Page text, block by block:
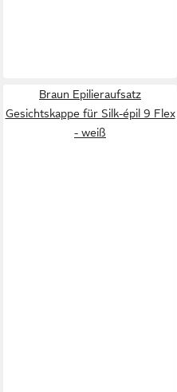
Braun Epilieraufsatz
Gesichtskappe für Silk-épil 9 Flex
- weiß